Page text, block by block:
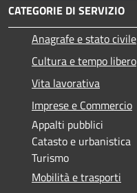
CATEGORIE DI SERVIZIO
Anagrafe e stato civile
Cultura e tempo libero
Vita lavorativa
Imprese e Commercio
Appalti pubblici
Catasto e urbanistica
Turismo
Mobilità e trasporti